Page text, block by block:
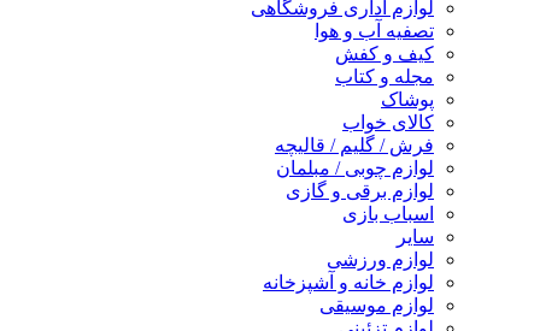
لوازم اداری فروشگاهی
تصفیه آب و هوا
کیف و کفش
مجله و کتاب
پوشاک
کالای خواب
فرش / گلیم / قالیچه
لوازم چوبی / مبلمان
لوازم برقی و گازی
اسباب بازی
سایر
لوازم ورزشی
لوازم خانه و آشپزخانه
لوازم موسیقی